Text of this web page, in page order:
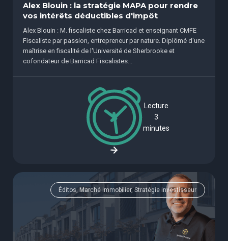
Alex Blouin : la stratégie MAPA pour rendre
vos intérêts déductibles d'impôt
Alex Blouin : M. fiscaliste chez Barricad et enseignant CMFE
Fiscaliste par passion, entrepreneur par nature. Diplômé d'une
maîtrise en fiscalité de l'Université de Sherbrooke et
cofondateur de Barricad Fiscalistes...
Lecture
3
minutes
Éditos, Marché immobilier, Stratégie investisseur